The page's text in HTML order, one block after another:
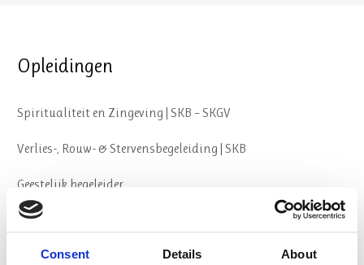
Consent Details About
Opleidingen
Spiritualiteit en Zingeving | SKB – SKGV
Verlies-, Rouw- & Stervensbegeleiding | SKB
Geestelijk begeleider
Psychosociale Basiskennis (PSBK) | CPION
Spirituele Crisis en GGZ